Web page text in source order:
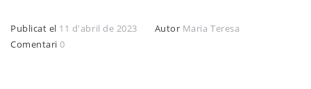
Publicat el 11 d'abril de 2023 Autor Maria Teresa
Comentari0